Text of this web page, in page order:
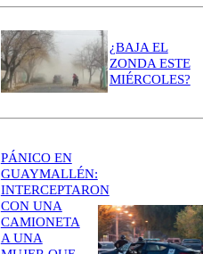
¿BAJA EL
ZONDA ESTE
MIÉRCOLES?
PÁNICO EN
GUAYMALLÉN:
INTERCEPTARON
CON UNA
CAMIONETA
A UNA